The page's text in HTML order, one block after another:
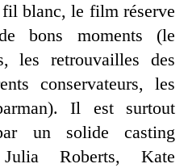
blanc, le film réserve
bons moments (le
les retrouvailles des
conservateurs, les
Il est surtout
un solide casting
Roberts, Kate